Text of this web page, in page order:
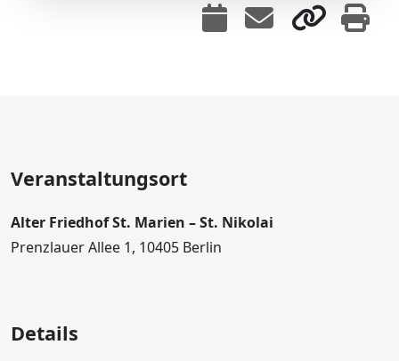
Veranstaltungsort
Alter Friedhof St. Marien – St. Nikolai
Prenzlauer Allee 1, 10405 Berlin
Details